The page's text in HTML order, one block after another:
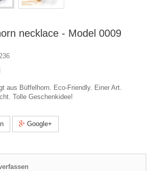
necklace - Model 0009
aus Büffelhorn. Eco-Friendly. Einer Art.
Tolle Geschenkidee!
Google+